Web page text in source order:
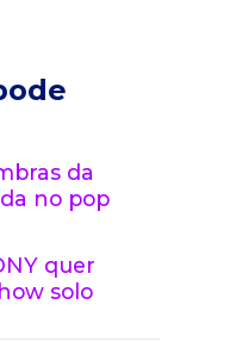
da
no pop
quer
solo